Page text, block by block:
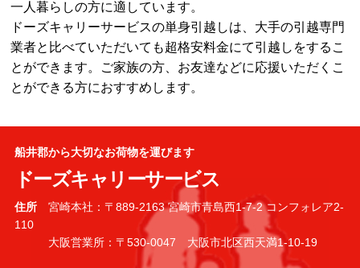
一人暮らしの方に適しています。
ドーズキャリーサービスの単身引越しは、大手の引越専門
業者と比べていただいても超格安料金にて引越しをするこ
とができます。ご家族の方、お友達などに応援いただくこ
とができる方におすすめします。
船井郡から大切なお荷物を運びます
ドーズキャリーサービス
住所宮崎本社：〒889-2163 宮崎市青島西1-7-2 コンフォレア2-
110
大阪営業所：〒530-0047 大阪市北区西天満1-10-19